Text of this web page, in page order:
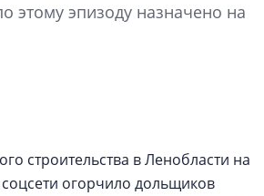
этому эпизоду назначено на
строительства в Ленобласти на
огорчило дольщиков